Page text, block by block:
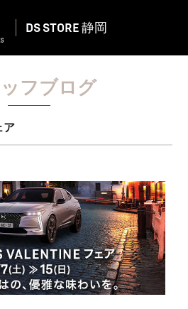
DS STORE 静岡
フブログ
ア